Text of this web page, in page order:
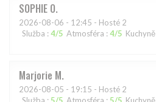
SOPHIE O
2026-08-06 - 12:45 - Hosté 2
Služba : 4/5 Atmosféra : 4/5 Kuchyně
Marjorie M
2026-08-05 - 19:15 - Hosté 2
Služba : 5/5 Atmosféra : 5/5 Kuchyně